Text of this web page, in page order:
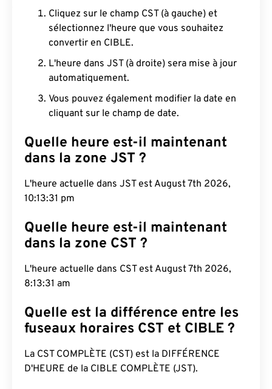
Cliquez sur le champ CST (à gauche) et
sélectionnez l'heure que vous souhaitez
convertir en CIBLE.
L'heure dans JST (à droite) sera mise à jour
automatiquement.
Vous pouvez également modifier la date en
cliquant sur le champ de date.
Quelle heure est-il maintenant
dans la zone JST ?
L'heure actuelle dans JST est August 7th 2026,
10:13:32 pm
Quelle heure est-il maintenant
dans la zone CST ?
L'heure actuelle dans CST est August 7th 2026,
8:13:32 am
Quelle est la différence entre les
fuseaux horaires CST et CIBLE ?
La CST COMPLÈTE (CST) est la DIFFÉRENCE
D'HEURE de la CIBLE COMPLÈTE (JST).